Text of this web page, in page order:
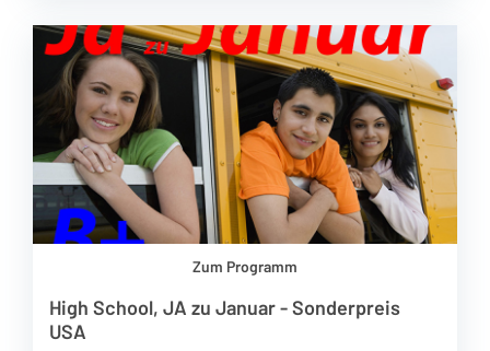
Zum Programm
High School, JA zu Januar - Sonderpreis
USA